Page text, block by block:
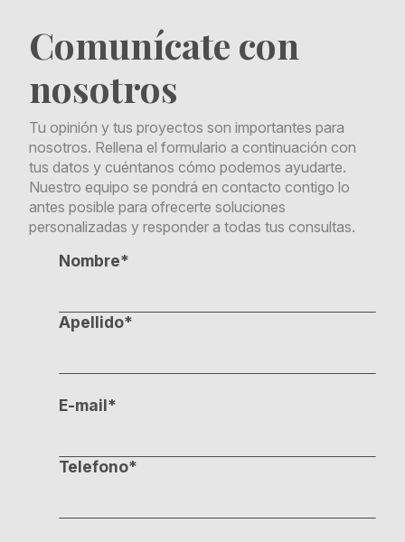
Comunícate con
nosotros
Tu opinión y tus proyectos son importantes para
nosotros. Rellena el formulario a continuación con
tus datos y cuéntanos cómo podemos ayudarte.
Nuestro equipo se pondrá en contacto contigo lo
antes posible para ofrecerte soluciones
personalizadas y responder a todas tus consultas.
Nombre*
Apellido*
E-mail*
Telefono*